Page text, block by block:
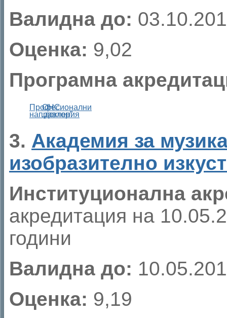
Валидна до:
Оценка: 9,02
Програмна
Професионални
направления
ОНС
„доктор”
3. Академия за
изобразително
Институционална
акредитация на
години
Валидна до:
Оценка: 9,19